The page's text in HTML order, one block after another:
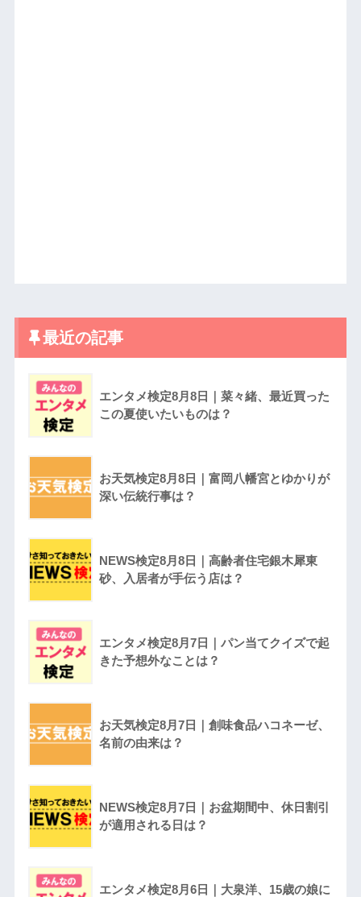
最近の記事
エンタメ検定8月8日｜菜々緒、最近買った
この夏使いたいものは？
お天気検定8月8日｜富岡八幡宮とゆかりが
深い伝統行事は？
NEWS検定8月8日｜高齢者住宅銀木犀東
砂、入居者が手伝う店は？
エンタメ検定8月7日｜パン当てクイズで起
きた予想外なことは？
お天気検定8月7日｜創味食品ハコネーゼ、
名前の由来は？
NEWS検定8月7日｜お盆期間中、休日割引
が適用される日は？
エンタメ検定8月6日｜大泉洋、15歳の娘に